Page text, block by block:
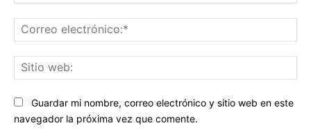
Guardar mi nombre, correo electrónico y sitio web en este
navegador la próxima vez que comente.